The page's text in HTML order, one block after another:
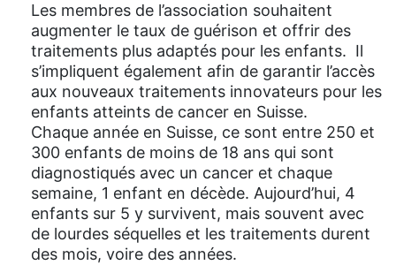
Les membres de l’association souhaitent
augmenter le taux de guérison et offrir des
traitements plus adaptés pour les enfants. Il
s’impliquent également afin de garantir l’accès
aux nouveaux traitements innovateurs pour les
enfants atteints de cancer en Suisse.
Chaque année en Suisse, ce sont entre 250 et
300 enfants de moins de 18 ans qui sont
diagnostiqués avec un cancer et chaque
semaine, 1 enfant en décède. Aujourd’hui, 4
enfants sur 5 y survivent, mais souvent avec
de lourdes séquelles et les traitements durent
des mois, voire des années.